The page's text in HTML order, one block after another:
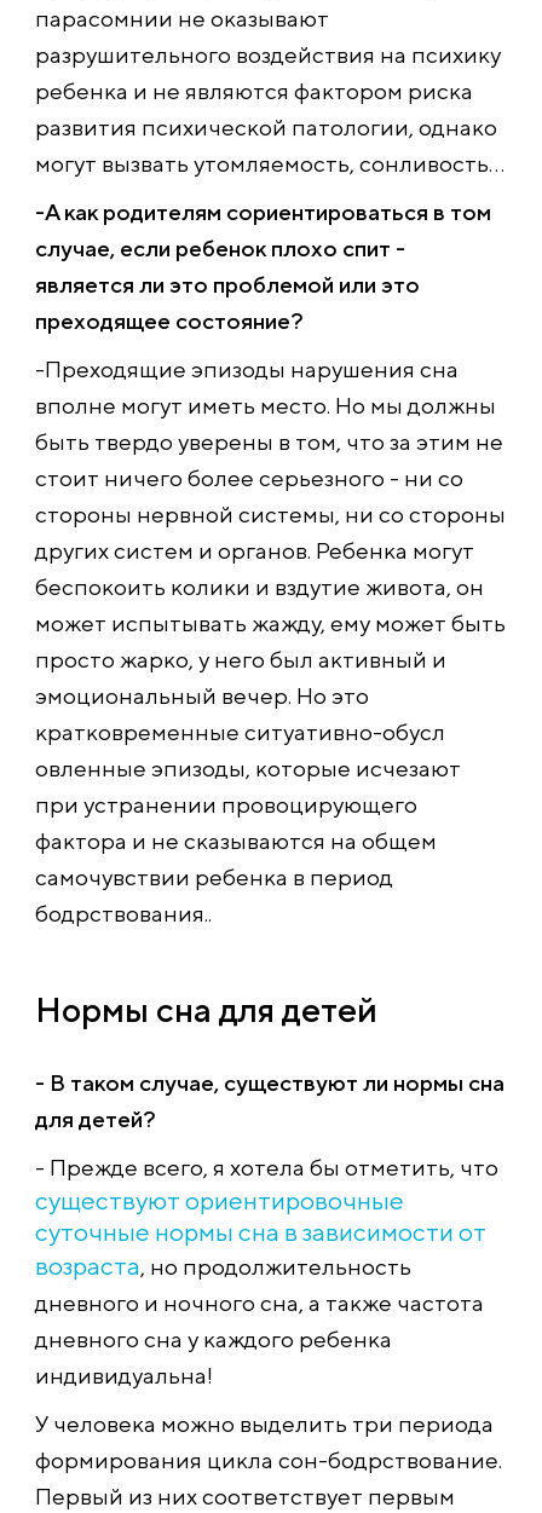
парасомнии не оказывают
разрушительного воздействия на психику
ребенка и не являются фактором риска
развития психической патологии, однако
могут вызвать утомляемость, сонливость…
-А как родителям сориентироваться в том
случае, если ребенок плохо спит -
является ли это проблемой или это
преходящее состояние?
-Преходящие эпизоды нарушения сна
вполне могут иметь место. Но мы должны
быть твердо уверены в том, что за этим не
стоит ничего более серьезного - ни со
стороны нервной системы, ни со стороны
других систем и органов. Ребенка могут
беспокоить колики и вздутие живота, он
может испытывать жажду, ему может быть
просто жарко, у него был активный и
эмоциональный вечер. Но это
кратковременные ситуативно-обусл
овленные эпизоды, которые исчезают
при устранении провоцирующего
фактора и не сказываются на общем
самочувствии ребенка в период
бодрствования..
Нормы сна для детей
- В таком случае, существуют ли нормы сна
для детей?
- Прежде всего, я хотела бы отметить, что
существуют ориентировочные
суточные нормы сна в зависимости от
возраста, но продолжительность
дневного и ночного сна, а также частота
дневного сна у каждого ребенка
индивидуальна!
У человека можно выделить три периода
формирования цикла сон-бодрствование.
Первый из них соответствует первым